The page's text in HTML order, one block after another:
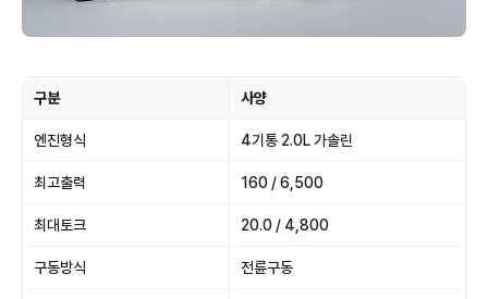
구분 사양
엔진형식 4기통 2.0L 가솔린
최고출력 160 / 6,500
최대토크 20.0 / 4,800
구동방식 전륜구동